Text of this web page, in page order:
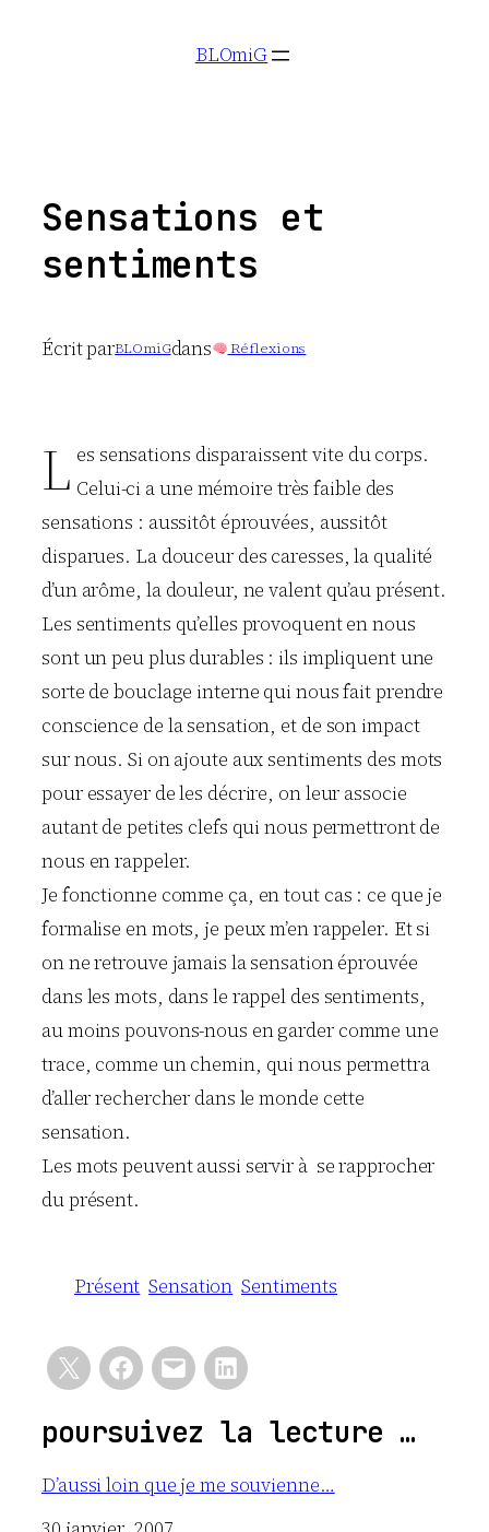
BLOmiG
Sensations et
sentiments
Écrit parBLOmiGdans Réflexions
L es sensations disparaissent vite du corps.
Celui-ci a une mémoire très faible des
sensations : aussitôt éprouvées, aussitôt
disparues. La douceur des caresses, la qualité
d’un arôme, la douleur, ne valent qu’au présent.
Les sentiments qu’elles provoquent en nous
sont un peu plus durables : ils impliquent une
sorte de bouclage interne qui nous fait prendre
conscience de la sensation, et de son impact
sur nous. Si on ajoute aux sentiments des mots
pour essayer de les décrire, on leur associe
autant de petites clefs qui nous permettront de
nous en rappeler.
Je fonctionne comme ça, en tout cas : ce que je
formalise en mots, je peux m’en rappeler. Et si
on ne retrouve jamais la sensation éprouvée
dans les mots, dans le rappel des sentiments,
au moins pouvons-nous en garder comme une
trace, comme un chemin, qui nous permettra
d’aller rechercher dans le monde cette
sensation.
Les mots peuvent aussi servir à se rapprocher
du présent.
Présent Sensation Sentiments
poursuivez la lecture …
D’aussi loin que je me souvienne…